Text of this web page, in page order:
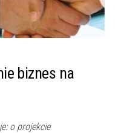
biznes na
o projekcie